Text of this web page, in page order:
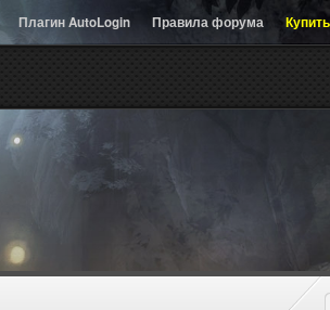
Плагин AutoLogin Правила форума